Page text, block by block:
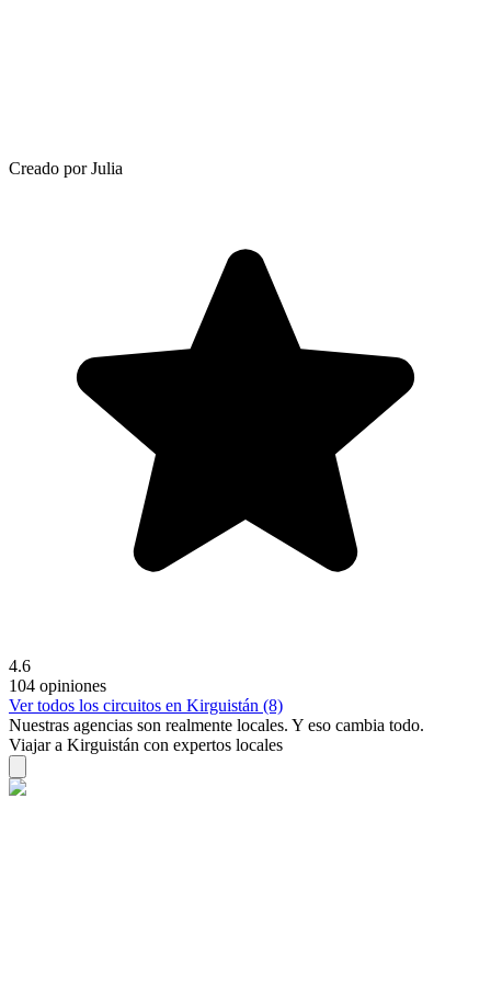
Creado por Julia
4.6
104 opiniones
Ver todos los circuitos en Kirguistán (8)
Nuestras agencias son realmente locales. Y eso cambia todo.
Viajar a Kirguistán con expertos locales